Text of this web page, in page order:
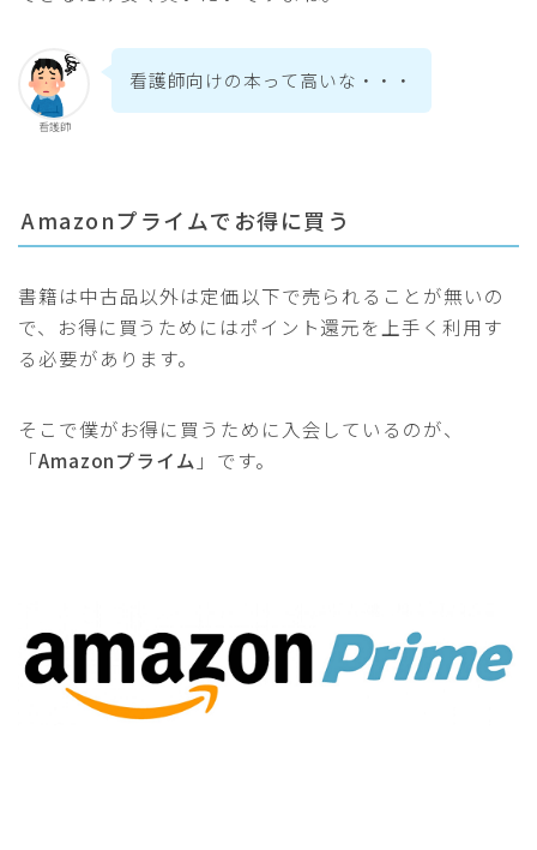
看護師
看護師向けの本って高いな・・・
Amazonプライムでお得に買う
書籍は中古品以外は定価以下で売られることが無いの
で、お得に買うためにはポイント還元を上手く利用す
る必要があります。
そこで僕がお得に買うために入会しているのが、
「Amazonプライム 」です。